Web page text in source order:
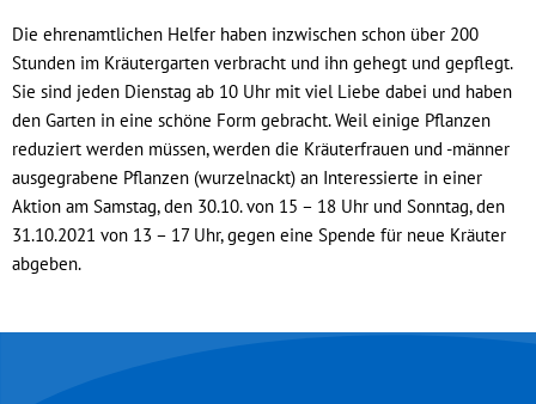
Die ehrenamtlichen Helfer haben inzwischen schon über 200
Stunden im Kräutergarten verbracht und ihn gehegt und gepflegt.
Sie sind jeden Dienstag ab 10 Uhr mit viel Liebe dabei und haben
den Garten in eine schöne Form gebracht. Weil einige Pflanzen
reduziert werden müssen, werden die Kräuterfrauen und -männer
ausgegrabene Pflanzen (wurzelnackt) an Interessierte in einer
Aktion am Samstag, den 30.10. von 15 – 18 Uhr und Sonntag, den
31.10.2021 von 13 – 17 Uhr, gegen eine Spende für neue Kräuter
abgeben.